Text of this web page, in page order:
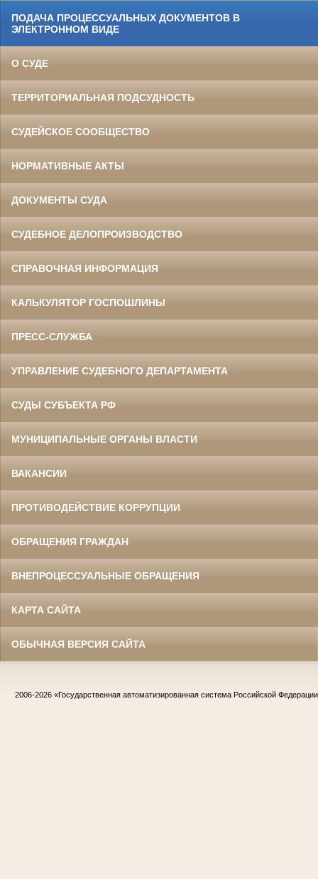
ПОДАЧА ПРОЦЕССУАЛЬНЫХ ДОКУМЕНТОВ В
ЭЛЕКТРОННОМ ВИДЕ
О СУДЕ
ТЕРРИТОРИАЛЬНАЯ ПОДСУДНОСТЬ
СУДЕЙСКОЕ СООБЩЕСТВО
НОРМАТИВНЫЕ АКТЫ
ДОКУМЕНТЫ СУДА
СУДЕБНОЕ ДЕЛОПРОИЗВОДСТВО
СПРАВОЧНАЯ ИНФОРМАЦИЯ
КАЛЬКУЛЯТОР ГОСПОШЛИНЫ
ПРЕСС-СЛУЖБА
УПРАВЛЕНИЕ СУДЕБНОГО ДЕПАРТАМЕНТА
СУДЫ СУБЪЕКТА РФ
МУНИЦИПАЛЬНЫЕ ОРГАНЫ ВЛАСТИ
ВАКАНСИИ
ПРОТИВОДЕЙСТВИЕ КОРРУПЦИИ
ОБРАЩЕНИЯ ГРАЖДАН
ВНЕПРОЦЕССУАЛЬНЫЕ ОБРАЩЕНИЯ
КАРТА САЙТА
ОБЫЧНАЯ ВЕРСИЯ САЙТА
2006-2026 «Государственная автоматизированная система Российской